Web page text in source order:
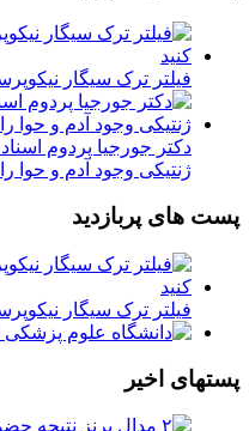
فیلتر ترک سیگار
دکتر جورجیا پردوم
ژنتیکی وجود آدم و حوا
پست های پربازدید
فیلتر ترک سیگار
پستهای اخیر